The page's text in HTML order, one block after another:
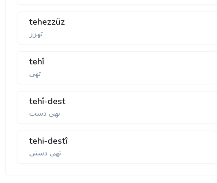
tehezzüz
تهزز
tehî
تهی
tehî-dest
تهی دست
tehi-destî
تهی دستی